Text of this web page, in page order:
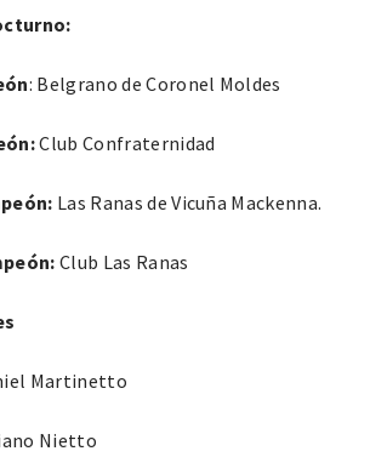
: Belgrano de Coronel Moldes
Club Confraternidad
Las Ranas de Vicuña Mackenna.
Club Las Ranas
Martinetto
Nietto